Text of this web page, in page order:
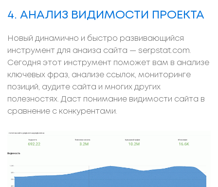
4. АНАЛИЗ ВИДИМОСТИ ПРОЕКТА
Новый динамично и быстро развивающийся
инструмент для анаиза сайта — serpstat.com.
Сегодня этот инструмент поможет вам в анализе
ключевых фраз, анализе ссылок, мониторинге
позиций, аудите сайта и многих других
полезностях. Даст понимание видимости сайта в
сравнение с конкурентами.